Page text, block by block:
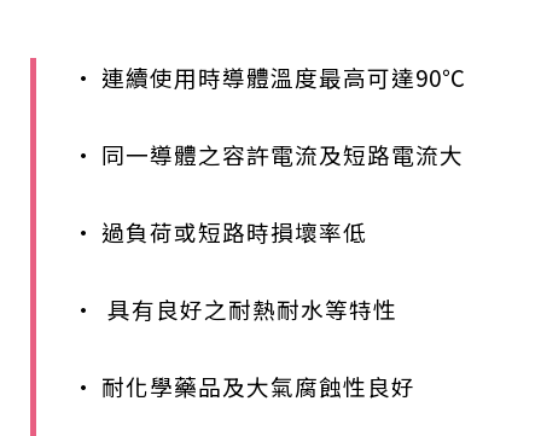
• 連續使用時導體溫度最高可達90℃
• 同一導體之容許電流及短路電流大
• 過負荷或短路時損壞率低
• 具有良好之耐熱耐水等特性
• 耐化學藥品及大氣腐蝕性良好